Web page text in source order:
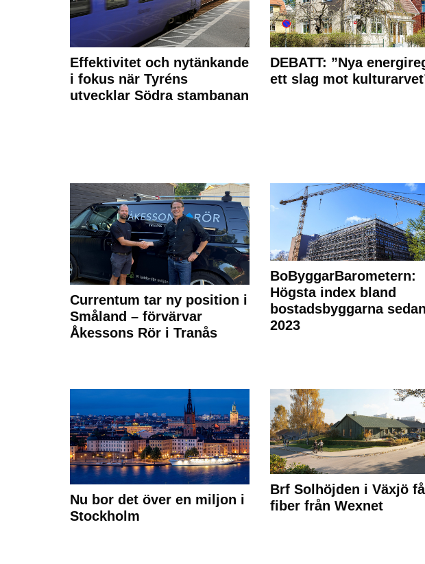
Effektivitet och nytänkande
i fokus när Tyréns
utvecklar Södra stambanan
DEBATT: ”Nya
ett slag mot
Currentum tar ny position i
Småland – förvärvar
Åkessons Rör i Tranås
BoByggarBarometern:
Högsta index bland
bostadsbyggarna sedan
2023
Nu bor det över en miljon i
Stockholm
Brf Solhöjden i Växjö
fiber från Wexnet